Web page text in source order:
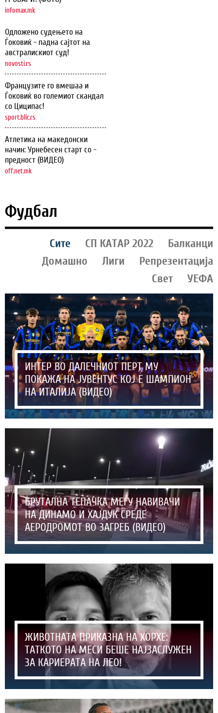
infomax.mk
Одложено судењето на
Ѓоковиќ - падна сајтот на
австралискиот суд!
novosti.rs
Французите го вмешаа и
Ѓоковиќ во големиот скандал
со Циципас!
sport.blic.rs
Атлетика на македонски
начин: Урнебесен старт со -
предност (ВИДЕО)
off.net.mk
Фудбал
Сите СП КАТАР 2022
Балканци
Домашно
Лиги
Репрезентација
Свет
УЕФА
ИНТЕР ВО ДАЛЕЧНИОТ ПЕРТ МУ
ПОКАЖА НА ЈУВЕНТУС КОЈ Е ШАМПИОН
НА ИТАЛИЈА (ВИДЕО)
БРУТАЛНА ТЕПАЧКА МЕЃУ НАВИВАЧИ
НА ДИНАМО И ХАЈДУК СРЕДЕ
АЕРОДРОМОТ ВО ЗАГРЕБ (ВИДЕО)
ЖИВОТНАТА ПРИКАЗНА НА ХОРХЕ:
ТАТКОТО НА МЕСИ БЕШЕ НАЈЗАСЛУЖЕН
ЗА КАРИЕРАТА НА ЛЕО!